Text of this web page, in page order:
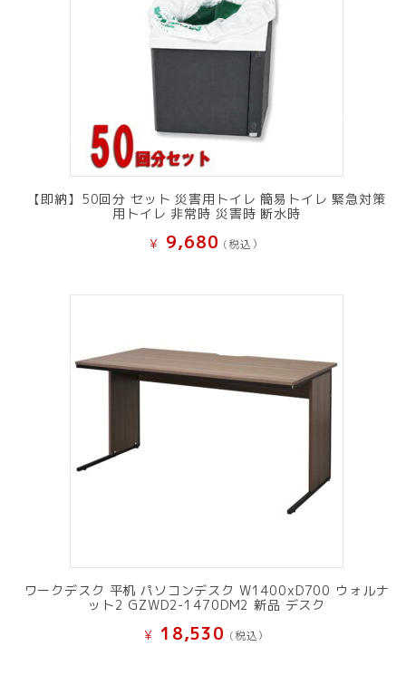
【即納】50回分 セット 災害用トイレ 簡易トイレ 緊急対策
用トイレ 非常時 災害時 断水時
¥ 9,680 (税込）
ワークデスク 平机 パソコンデスク W1400xD700 ウォルナ
ット2 GZWD2-1470DM2 新品 デスク
¥ 18,530 (税込）